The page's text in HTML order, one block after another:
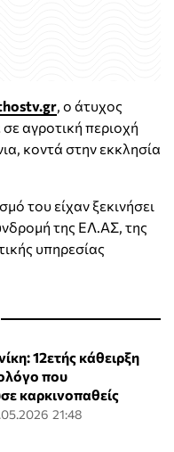
, ο άτυχος
αγροτική περιοχή
κοντά στην εκκλησία
του είχαν ξεκινήσει
της ΕΛ.ΑΣ, της
υπηρεσίας
12ετής κάθειρξη
που
καρκινοπαθείς
21:48